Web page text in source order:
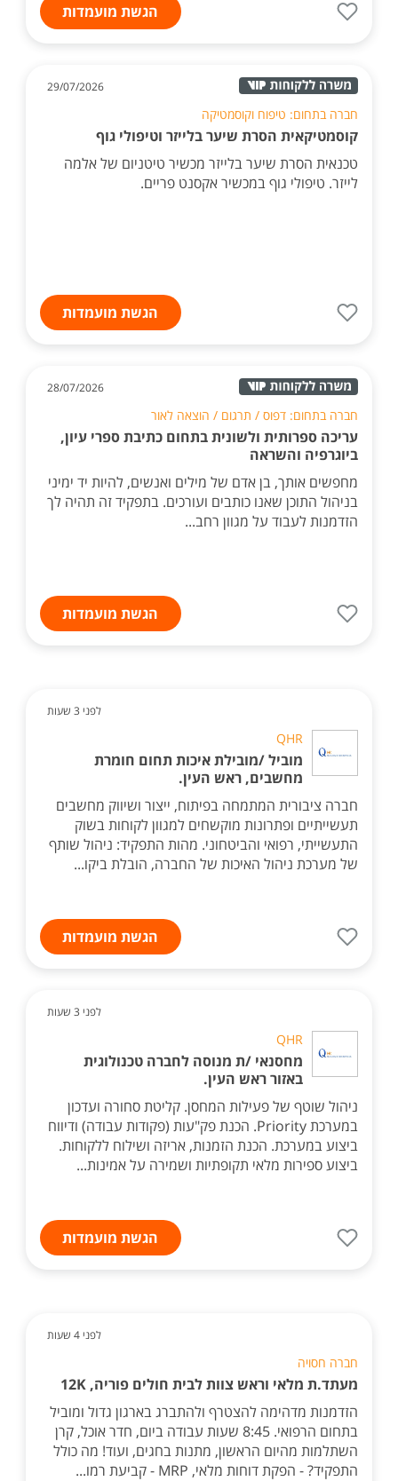
הגשת מועמדות
29/07/2026
חברה בתחום: טיפוח וקוסמטיקה
קוסמטיקאית הסרת שיער בלייזר וטיפולי גוף
טכנאית הסרת שיער בלייזר מכשיר טיטניום של אלמה
לייזר. טיפולי גוף במכשיר אקסנט פריים.
הגשת מועמדות
28/07/2026
חברה בתחום: דפוס / תרגום / הוצאה לאור
עריכה ספרותית ולשונית בתחום כתיבת ספרי עיון,
ביוגרפיה והשראה
מחפשים אותך, בן אדם של מילים ואנשים, להיות יד ימיני
בניהול התוכן שאנו כותבים ועורכים. בתפקיד זה תהיה לך
הזדמנות לעבוד על מגוון רחב...
הגשת מועמדות
לפני 3 שעות
QHR
מוביל /מובילת איכות תחום חומרת
מחשבים, ראש העין.
חברה ציבורית המתמחה בפיתוח, ייצור ושיווק מחשבים
תעשייתיים ופתרונות מוקשחים למגוון לקוחות בשוק
התעשייתי, רפואי והביטחוני. מהות התפקיד: ניהול שותף
של מערכת ניהול האיכות של החברה, הובלת ביקו...
הגשת מועמדות
לפני 3 שעות
QHR
מחסנאי /ת מנוסה לחברה טכנולוגית
באזור ראש העין.
ניהול שוטף של פעילות המחסן. קליטת סחורה ועדכון
במערכת Priority. הכנת פק"עות (פקודות עבודה) ודיווח
ביצוע במערכת. הכנת הזמנות, אריזה ושילוח ללקוחות.
ביצוע ספירות מלאי תקופתיות ושמירה על אמינות...
הגשת מועמדות
לפני 4 שעות
חברה חסויה
מעתד.ת מלאי וראש צוות לבית חולים פוריה, 12K
הזדמנות מדהימה להצטרף ולהתברג בארגון גדול ומוביל
בתחום הרפואי. 8:45 שעות עבודה ביום, חדר אוכל, קרן
השתלמות מהיום הראשון, מתנות בחגים, ועוד! מה כולל
התפקיד? - הפקת דוחות מלאי, MRP - קביעת רמו...